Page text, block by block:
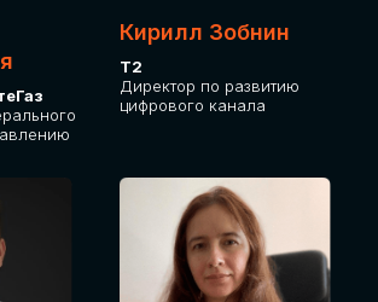
Кирилл Зобнин
Т2
Директор по развитию
цифрового канала